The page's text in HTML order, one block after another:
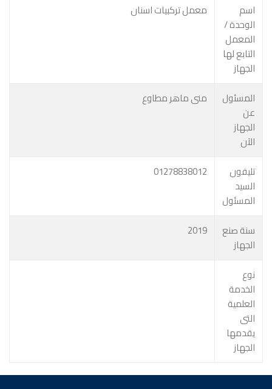
اسم
الوحدة /
المعمل
التابع لها
الجهاز
معمل تركبيات اسنان
المسئول
عن
الجهاز
الآن
منى ماهر مطاوع
تليفون
السيد
المسئول
01278838012
سنة صنع
الجهاز
2019
نوع
الخدمة
العلمية
التى
يقدمها
الجهاز